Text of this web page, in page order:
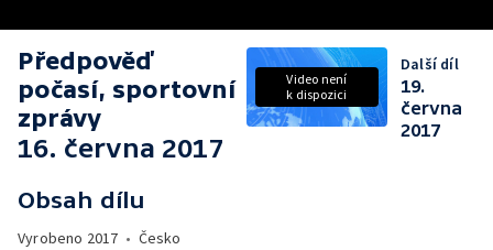
Předpověď
počasí, sportovní
zprávy
16. června 2017
Obsah dílu
Vyrobeno 2017 • Česko
Video není
k dispozici
Další díl
19.
června
2017